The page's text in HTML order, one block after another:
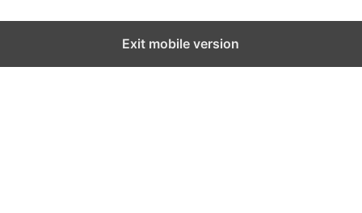
Exit mobile version